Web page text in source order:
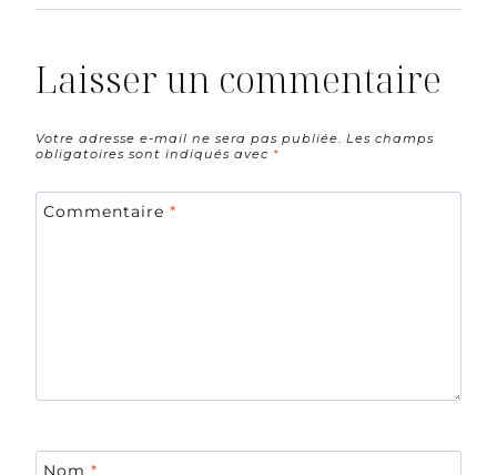
Laisser un commentaire
Votre adresse e-mail ne sera pas publiée. Les champs
obligatoires sont indiqués avec *
Commentaire *
Nom *